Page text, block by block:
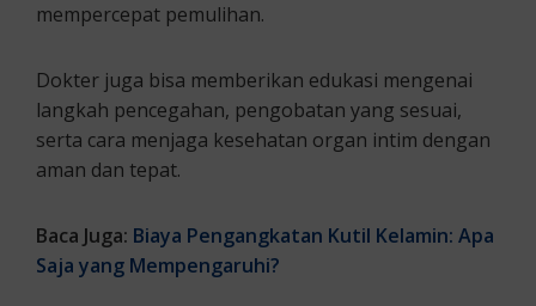
mempercepat pemulihan.
Dokter juga bisa memberikan edukasi mengenai
langkah pencegahan, pengobatan yang sesuai,
serta cara menjaga kesehatan organ intim dengan
aman dan tepat.
Baca Juga: Biaya Pengangkatan Kutil Kelamin: Apa
Saja yang Mempengaruhi?